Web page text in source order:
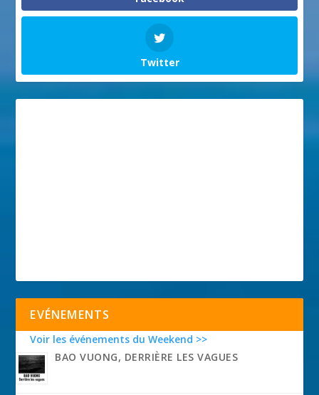
Twitter
EVÉNEMENTS
Voir les événements du Weekend >>
BAO VUONG, DERRIÈRE LES VAGUES